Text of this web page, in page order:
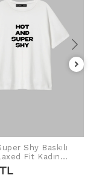
EKLE
Shy Baskılı
Fit Kadın